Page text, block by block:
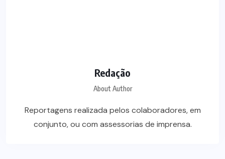
Redação
About Author
Reportagens realizada pelos colaboradores, em
conjunto, ou com assessorias de imprensa.